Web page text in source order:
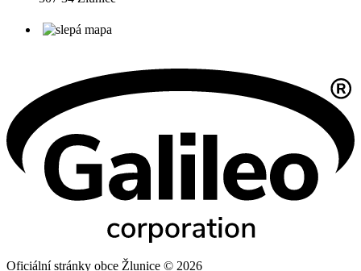
Oficiální stránky obce Žlunice © 2026